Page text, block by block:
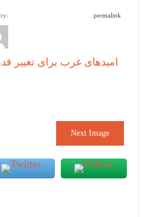
permalink
Next Image